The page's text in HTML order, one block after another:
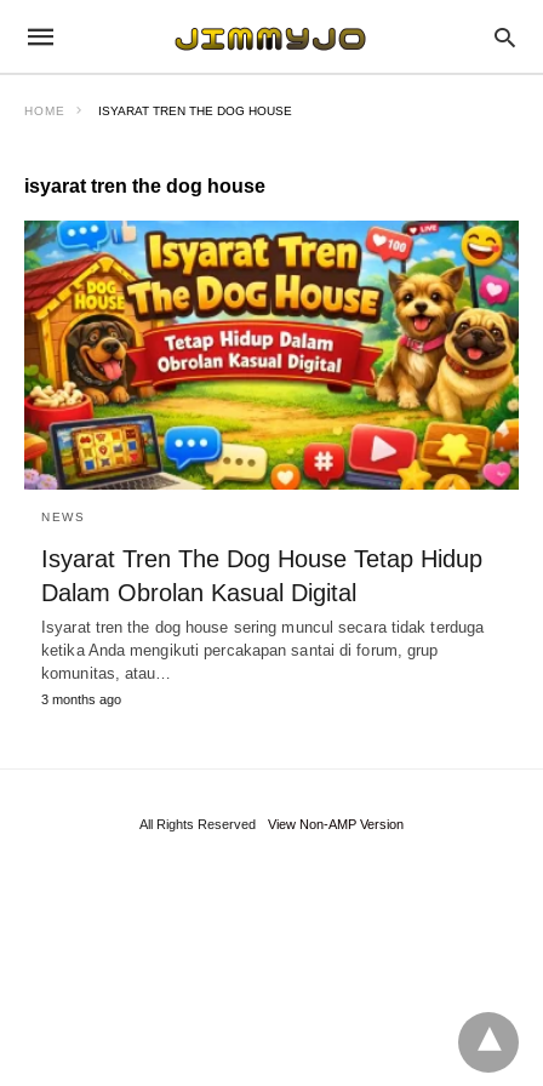
HOME ISYARAT TREN THE DOG HOUSE
isyarat tren the dog house
NEWS
Isyarat Tren The Dog House Tetap Hidup
Dalam Obrolan Kasual Digital
Isyarat tren the dog house sering muncul secara tidak terduga
ketika Anda mengikuti percakapan santai di forum, grup
komunitas, atau…
3 months ago
All Rights Reserved View Non-AMP Version